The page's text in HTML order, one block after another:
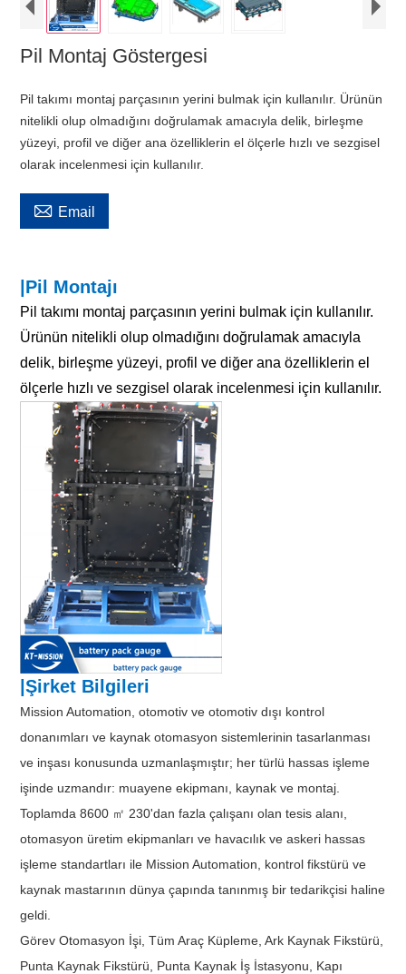
Pil Montaj Göstergesi
Pil takımı montaj parçasının yerini bulmak için kullanılır. Ürünün
nitelikli olup olmadığını doğrulamak amacıyla delik, birleşme
yüzeyi, profil ve diğer ana özelliklerin el ölçerle hızlı ve sezgisel
olarak incelenmesi için kullanılır.
 Email
|Pil Montajı
Pil takımı montaj parçasının yerini bulmak için kullanılır.
Ürünün nitelikli olup olmadığını doğrulamak amacıyla
delik, birleşme yüzeyi, profil ve diğer ana özelliklerin el
ölçerle hızlı ve sezgisel olarak incelenmesi için kullanılır.
|Şirket Bilgileri
Mission Automation, otomotiv ve otomotiv dışı kontrol
donanımları ve kaynak otomasyon sistemlerinin tasarlanması
ve inşası konusunda uzmanlaşmıştır; her türlü hassas işleme
işinde uzmandır: muayene ekipmanı, kaynak ve montaj.
Toplamda 8600 ㎡ 230'dan fazla çalışanı olan tesis alanı,
otomasyon üretim ekipmanları ve havacılık ve askeri hassas
işleme standartları ile Mission Automation, kontrol fikstürü ve
kaynak mastarının dünya çapında tanınmış bir tedarikçisi haline
geldi.
Görev Otomasyon İşi, Tüm Araç Küpleme, Ark Kaynak Fikstürü,
Punta Kaynak Fikstürü, Punta Kaynak İş İstasyonu, Kapı